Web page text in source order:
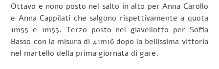
Ottavo e nono posto nel salto in alto per Anna Carollo
e Anna Cappilati che salgono rispettivamente a quota
1m55 e 1m53. Terzo posto nel giavellotto per Sofia
Basso con la misura di 41m16 dopo la bellissima vittoria
nel martello della prima giornata di gare.